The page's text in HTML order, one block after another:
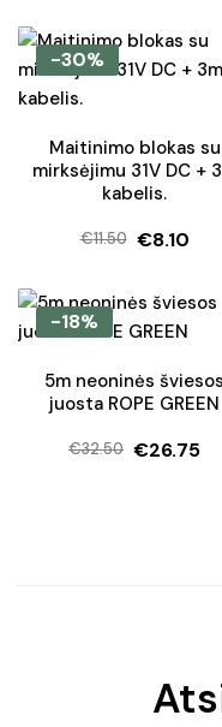
-30%
Maitinimo blokas su
mirksėjimu 31V DC +
kabelis.
€11.50
Original
was:
€11.50.
€8.10
Current
is:
€8.10.
-18%
5m neoninės šviesos
juosta ROPE GREEN
€32.50
Original
€26.75
Current